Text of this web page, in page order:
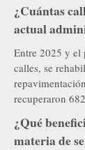
¿Cuántas
actual
Entre 2025 y el
calles, se
recuperaron
¿Qué
materia de